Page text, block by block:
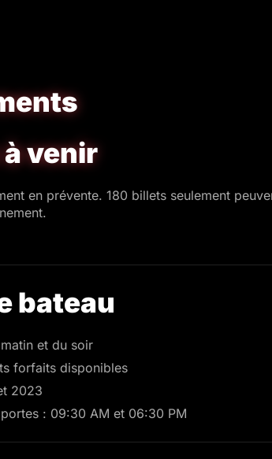
venir
en prévente. 180 billets seulement
bateau
et du soir
forfaits disponibles
2023
: 09:30 AM et 06:30 PM